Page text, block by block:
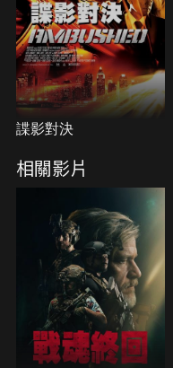
諜影對決
相關影片